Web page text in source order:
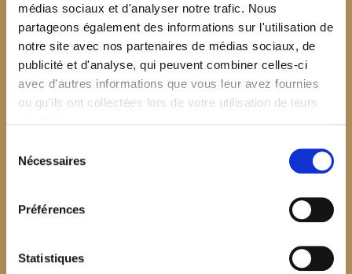
médias sociaux et d'analyser notre trafic. Nous
partageons également des informations sur l'utilisation de
notre site avec nos partenaires de médias sociaux, de
publicité et d'analyse, qui peuvent combiner celles-ci
avec d'autres informations que vous leur avez fournies
ou qu'ils ont collectées lors de votre utilisation de leurs
Nécessaires
Préférences
Statistiques